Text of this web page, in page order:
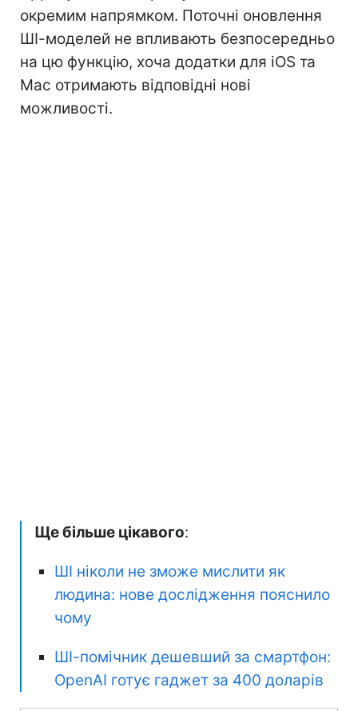
окремим напрямком. Поточні оновлення
ШІ-моделей не впливають безпосередньо
на цю функцію, хоча додатки для iOS та
Mac отримають відповідні нові
можливості.
Ще більше цікавого:
ШІ ніколи не зможе мислити як
людина: нове дослідження пояснило
чому
ШІ-помічник дешевший за смартфон:
OpenAI готує гаджет за 400 доларів